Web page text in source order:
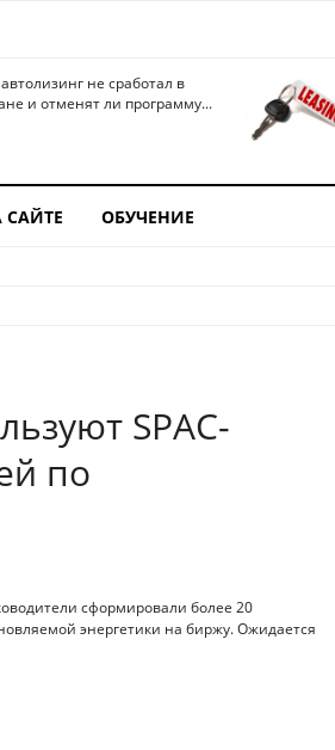
не сработал в
и отменят ли программу...
САЙТЕ ОБУЧЕНИЕ
SPAC-
по
сформировали более 20
энергетики на биржу. Ожидается